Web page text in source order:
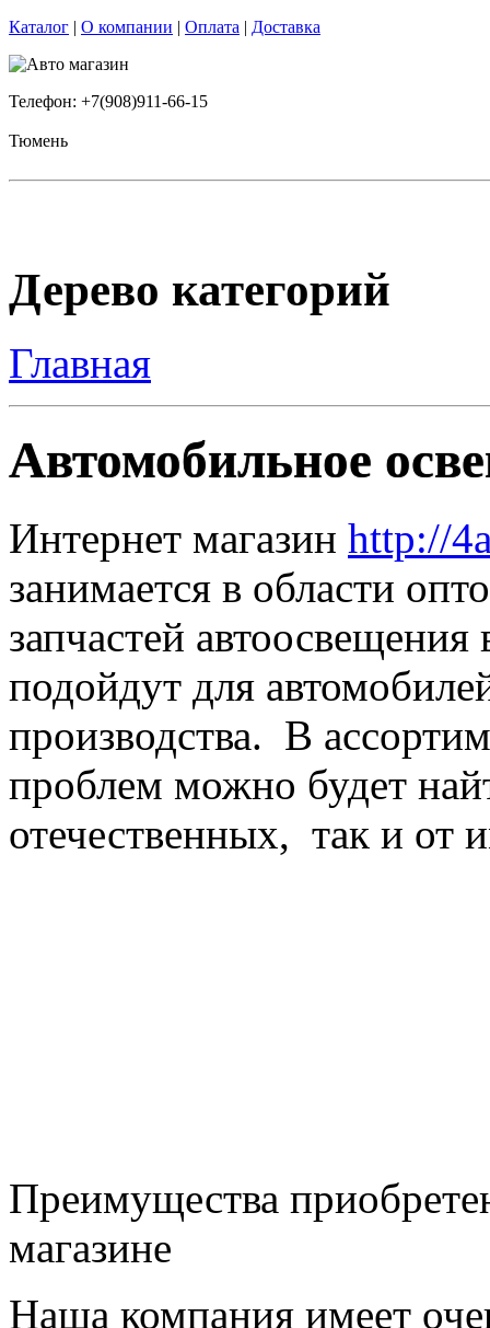
Каталог | О компании | Оплата | Доставка
Телефон: +7(908)911-66-15
Тюмень
Дерево категорий
Главная
Автомобильное
Интернет магазин http://
занимается в области
запчастей
подойдут для
производства. В
проблем можно будет
отечественных, так и от
Преимущества
магазине
Наша компания имеет